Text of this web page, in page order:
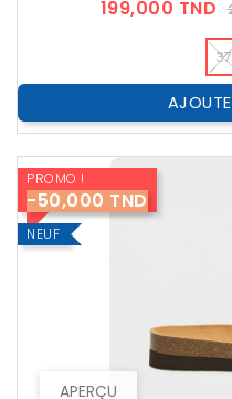
199,000 TND
37
APERÇU
PROMO !
-50,000 TND
NEUF